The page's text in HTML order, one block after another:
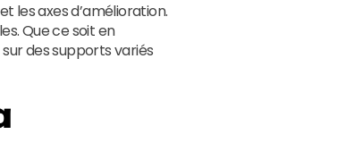
les axes d’amélioration.
Que ce soit en
des supports variés